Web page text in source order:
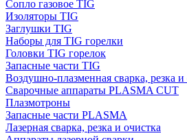
Сопло газовое TIG
Изоляторы TIG
Заглушки TIG
Наборы для TIG горелки
Головки TIG горелок
Запасные части TIG
Воздушно-плазменная сварка, резка и
Сварочные аппараты PLASMA CUT
Плазмотроны
Запасные части PLASMA
Лазерная сварка, резка и очистка